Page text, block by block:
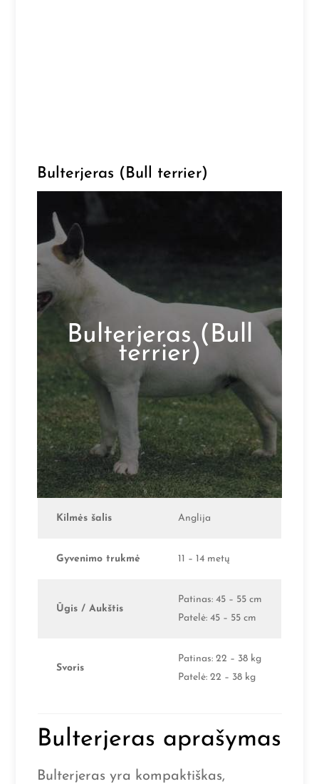
Bulterjeras (Bull terrier)
Bulterjeras (Bull
terrier)
Kilmės šalis Anglija
Gyvenimo trukmė 11 – 14 metų
Ūgis / Aukštis
Patinas: 45 – 55 cm
Patelė: 45 – 55 cm
Svoris
Patinas: 22 – 38 kg
Patelė: 22 – 38 kg
Bulterjeras aprašymas
Bulterjeras yra kompaktiškas,